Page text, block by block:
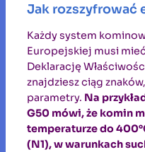
Jak rozszyfrować
Każdy system
Europejskiej musi
Deklarację
znajdziesz ciąg
parametry. Na
G50 mówi, że komin
temperaturze do
(N1), w warunkach